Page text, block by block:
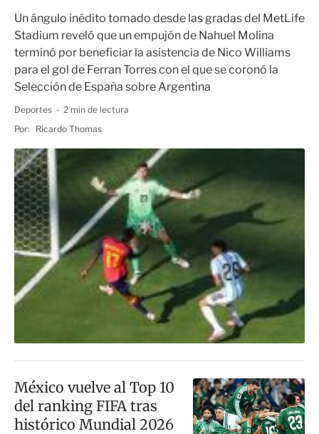
Un ángulo inédito tomado desde las gradas del MetLife
Stadium reveló que un empujón de Nahuel Molina
terminó por beneficiar la asistencia de Nico Williams
para el gol de Ferran Torres con el que se coronó la
Selección de España sobre Argentina
Deportes
2 min de lectura
Por:
Ricardo Thomas
México vuelve al Top 10
del ranking FIFA tras
histórico Mundial 2026